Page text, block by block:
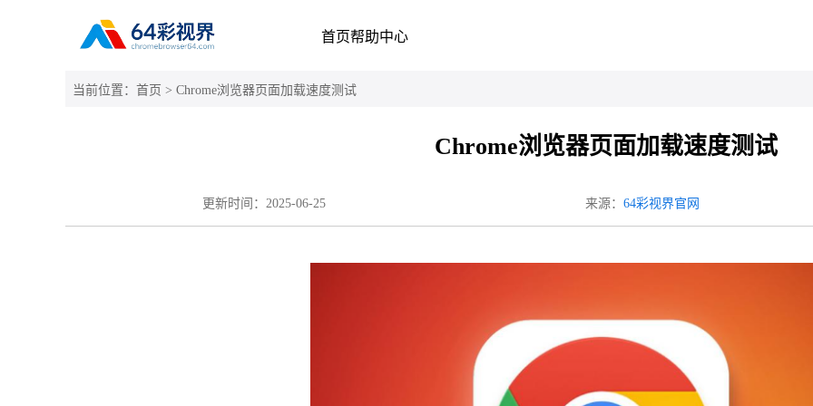
首页帮助中心
当前位置： 首页 > Chrome浏览器页面加载速度测试
Chrome浏览器页面加载速度测试
更新时间： 2025-06-25 来源： 64彩视界官网